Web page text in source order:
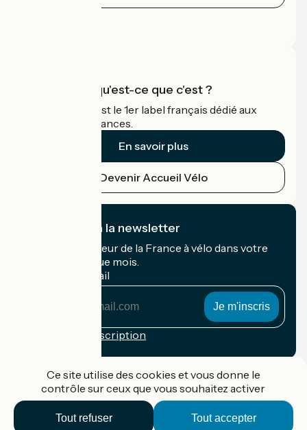
Accueil Vélo qu'est-ce que c'est ?
Accueil Vélo c'est le 1er label français dédié aux
cyclistes en vacances.
En savoir plus
Devenir Accueil Vélo
Je m'abonne à la newsletter
Recevez le meilleur de la France à vélo dans votre
boîte mail chaque mois.
Mon adresse mail
Conditions d'inscription
Ce site utilise des cookies et vous donne le
contrôle sur ceux que vous souhaitez activer
Tout accepter
Tout refuser